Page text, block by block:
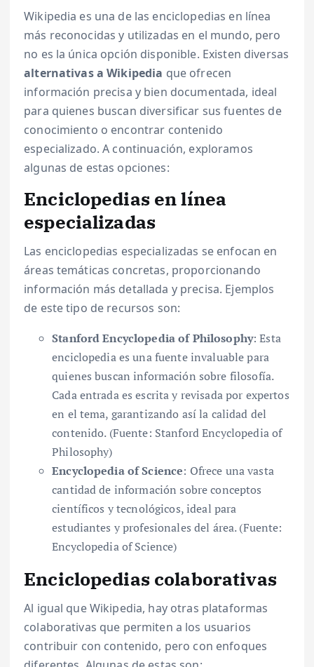
Wikipedia es una de las enciclopedias en línea
más reconocidas y utilizadas en el mundo, pero
no es la única opción disponible. Existen diversas
alternativas a Wikipedia que ofrecen
información precisa y bien documentada, ideal
para quienes buscan diversificar sus fuentes de
conocimiento o encontrar contenido
especializado. A continuación, exploramos
algunas de estas opciones:
Enciclopedias en línea
especializadas
Las enciclopedias especializadas se enfocan en
áreas temáticas concretas, proporcionando
información más detallada y precisa. Ejemplos
de este tipo de recursos son:
Stanford Encyclopedia of Philosophy: Esta
enciclopedia es una fuente invaluable para
quienes buscan información sobre filosofía.
Cada entrada es escrita y revisada por expertos
en el tema, garantizando así la calidad del
contenido. (Fuente: Stanford Encyclopedia of
Philosophy)
Encyclopedia of Science: Ofrece una vasta
cantidad de información sobre conceptos
científicos y tecnológicos, ideal para
estudiantes y profesionales del área. (Fuente:
Encyclopedia of Science)
Enciclopedias colaborativas
Al igual que Wikipedia, hay otras plataformas
colaborativas que permiten a los usuarios
contribuir con contenido, pero con enfoques